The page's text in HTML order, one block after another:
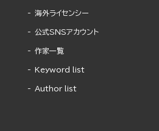
海外ライセンシー
公式SNSアカウント
作家一覧
Keyword list
Author list